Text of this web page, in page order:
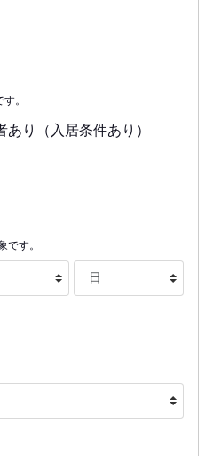
。
あり（入居条件あり）
です。